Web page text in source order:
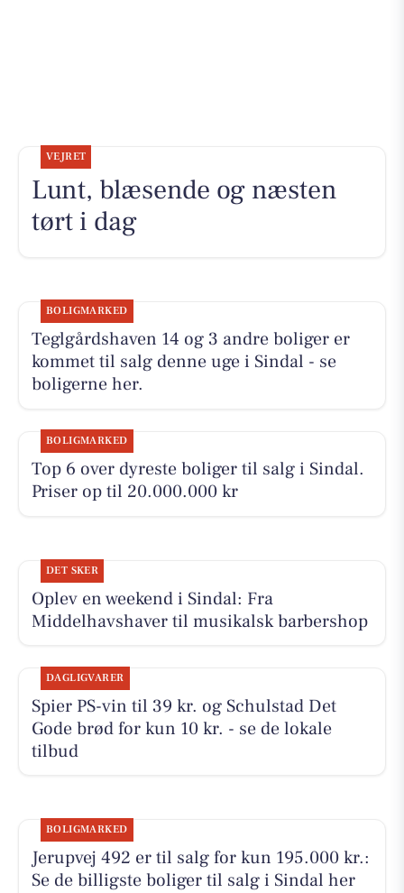
VEJRET
Lunt, blæsende og næsten
tørt i dag
BOLIGMARKED
Teglgårdshaven 14 og 3 andre boliger er
kommet til salg denne uge i Sindal - se
boligerne her.
BOLIGMARKED
Top 6 over dyreste boliger til salg i Sindal.
Priser op til 20.000.000 kr
DET SKER
Oplev en weekend i Sindal: Fra
Middelhavshaver til musikalsk barbershop
DAGLIGVARER
Spier PS-vin til 39 kr. og Schulstad Det
Gode brød for kun 10 kr. - se de lokale
tilbud
BOLIGMARKED
Jerupvej 492 er til salg for kun 195.000 kr.:
Se de billigste boliger til salg i Sindal her